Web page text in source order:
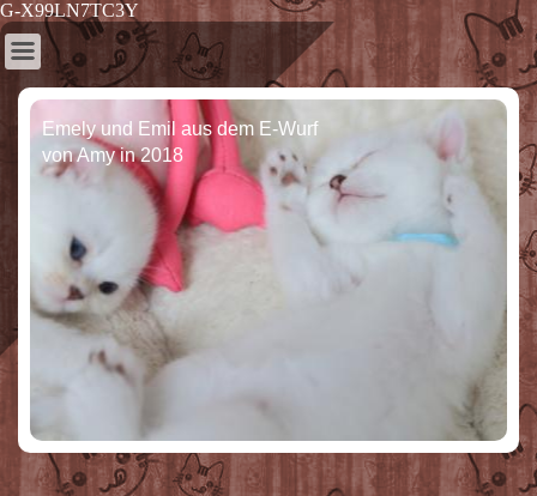
G-X99LN7TC3Y
Emely und Emil aus dem E-Wurf
von Amy in 2018